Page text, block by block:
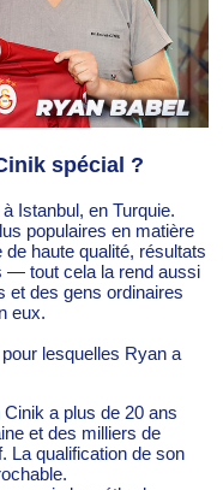
spécial ?
Istanbul, en Turquie.
populaires en matière
haute qualité, résultats
— tout cela la rend aussi
et des gens ordinaires
eux.
lesquelles Ryan a
a plus de 20 ans
et des milliers de
La qualification de son